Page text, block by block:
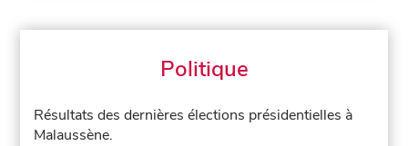
Politique
Résultats des dernières élections présidentielles à
Malaussène.